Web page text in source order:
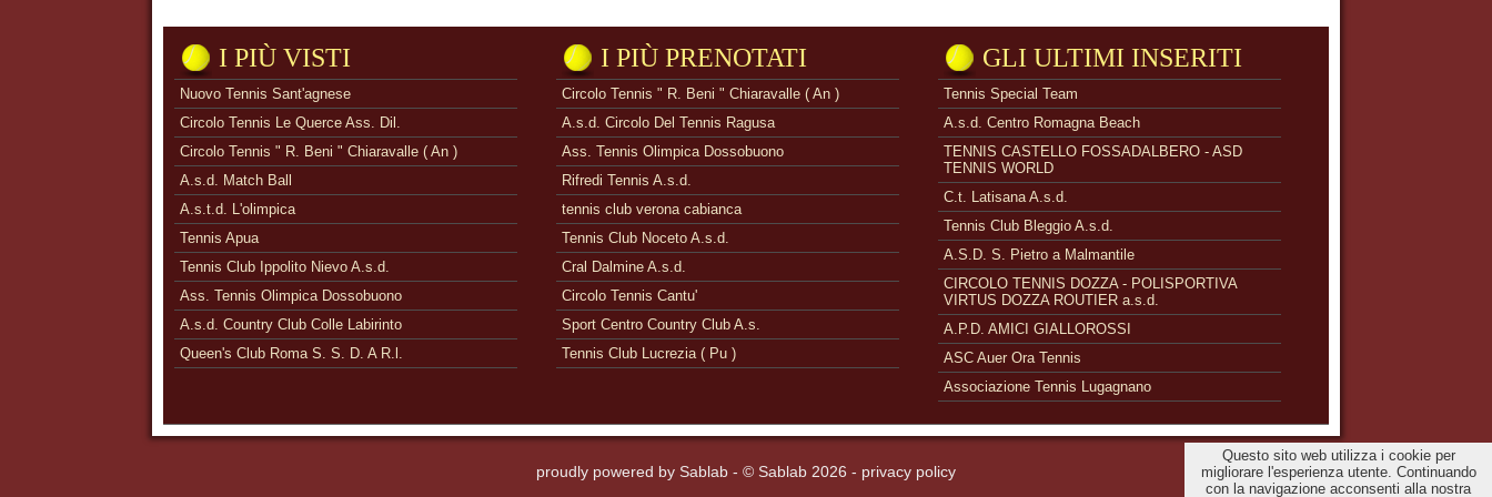
I PIÙ VISTI
Nuovo Tennis Sant'agnese
Circolo Tennis Le Querce Ass. Dil.
Circolo Tennis " R. Beni " Chiaravalle ( An )
A.s.d. Match Ball
A.s.t.d. L'olimpica
Tennis Apua
Tennis Club Ippolito Nievo A.s.d.
Ass. Tennis Olimpica Dossobuono
A.s.d. Country Club Colle Labirinto
Queen's Club Roma S. S. D. A R.l.
I PIÙ PRENOTATI
Circolo Tennis " R. Beni " Chiaravalle ( An )
A.s.d. Circolo Del Tennis Ragusa
Ass. Tennis Olimpica Dossobuono
Rifredi Tennis A.s.d.
tennis club verona cabianca
Tennis Club Noceto A.s.d.
Cral Dalmine A.s.d.
Circolo Tennis Cantu'
Sport Centro Country Club A.s.
Tennis Club Lucrezia ( Pu )
GLI ULTIMI INSERITI
Tennis Special Team
A.s.d. Centro Romagna Beach
TENNIS CASTELLO FOSSADALBERO - ASD
TENNIS WORLD
C.t. Latisana A.s.d.
Tennis Club Bleggio A.s.d.
A.S.D. S. Pietro a Malmantile
CIRCOLO TENNIS DOZZA - POLISPORTIVA
VIRTUS DOZZA ROUTIER a.s.d.
A.P.D. AMICI GIALLOROSSI
ASC Auer Ora Tennis
Associazione Tennis Lugagnano
proudly powered by Sablab - © Sablab 2026 - privacy policy
Questo sito web utilizza i cookie per
migliorare l'esperienza utente. Continuando
con la navigazione acconsenti alla nostra